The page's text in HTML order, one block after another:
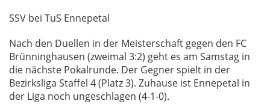
SSV bei TuS Ennepetal
Nach den Duellen in der Meisterschaft gegen den FC
Brünninghausen (zweimal 3:2) geht es am Samstag in
die nächste Pokalrunde. Der Gegner spielt in der
Bezirksliga Staffel 4 (Platz 3). Zuhause ist Ennepetal in
der Liga noch ungeschlagen (4-1-0).